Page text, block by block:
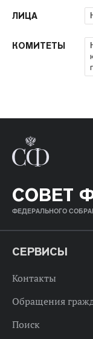
ЛИЦА
КОМИТЕТЫ
СОВЕТ
ФЕДЕРАЛЬНОГО
СЕРВИСЫ
Контакты
Обращения
Поиск